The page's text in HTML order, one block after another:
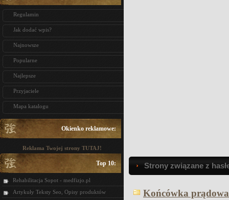
Regulamin
Jak dodać wpis?
Najnowsze
Popularne
Najlepsze
Przyjaciele
Mapa katalogu
Okienko reklamowe:
Reklama Twojej strony TUTAJ!
Top 10:
Rehabilitacja Sopot - medfizjo.pl
Artykuły Teksty Seo, Opisy produktów
Strony związane z
Końcówka